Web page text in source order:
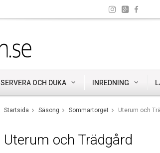
SERVERA OCH DUKA INREDNING
Startsida Säsong Sommartorget Uterum och
Uterum och Trädgård